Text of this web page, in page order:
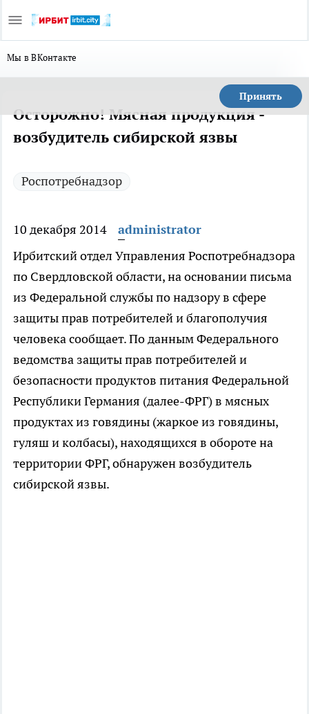
Мы в ВКонтакте
Принять
Осторожно! Мясная продукция -
возбудитель сибирской язвы
Роспотребнадзор
10 декабря 2014
administrator
Ирбитский отдел Управления Роспотребнадзора
по Свердловской области, на основании письма
из Федеральной службы по надзору в сфере
защиты прав потребителей и благополучия
человека сообщает. По данным Федерального
ведомства защиты прав потребителей и
безопасности продуктов питания Федеральной
Республики Германия (далее-ФРГ) в мясных
продуктах из говядины (жаркое из говядины,
гуляш и колбасы), находящихся в обороте на
территории ФРГ, обнаружен возбудитель
сибирской язвы.